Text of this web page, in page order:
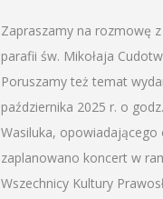
Zapraszamy na rozmowę
parafii św. Mikołaja
Poruszamy też temat
października 2025 r. o
Wasiluka,
zaplanowano koncert w
Wszechnicy Kultury